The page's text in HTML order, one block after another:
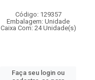
Código: 129357
Embalagem: Unidade
Caixa Com: 24 Unidade(s)
Faça seu login ou